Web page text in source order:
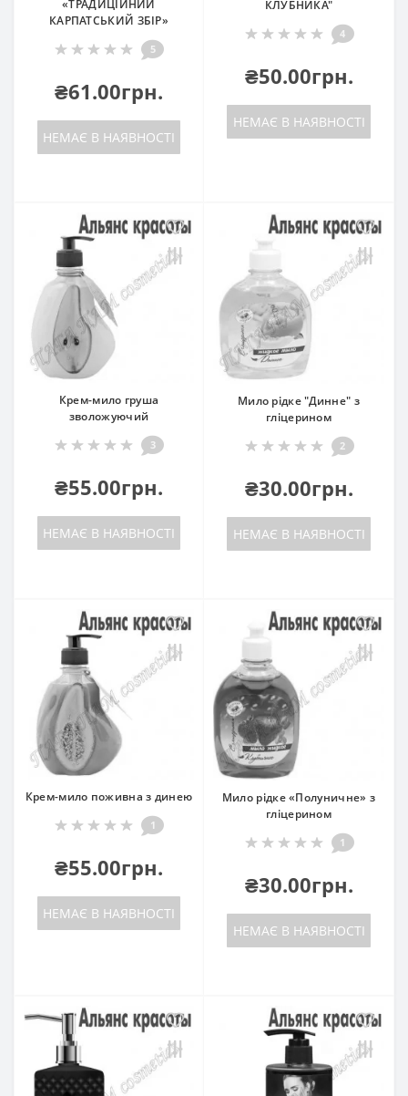
«ТРАДИЦІЙНИЙ
КАРПАТСЬКИЙ ЗБІР»
5
₴61.00грн.
НЕМАЄ В НАЯВНОСТІ
КЛУБНИКА"
4
₴50.00грн.
НЕМАЄ В НАЯВНОСТІ
Крем-мило груша
зволожуючий
3
₴55.00грн.
НЕМАЄ В НАЯВНОСТІ
Мило рідке "Динне" з
гліцерином
2
₴30.00грн.
НЕМАЄ В НАЯВНОСТІ
Крем-мило поживна з динею
1
₴55.00грн.
НЕМАЄ В НАЯВНОСТІ
Мило рідке «Полуничне» з
гліцерином
1
₴30.00грн.
НЕМАЄ В НАЯВНОСТІ